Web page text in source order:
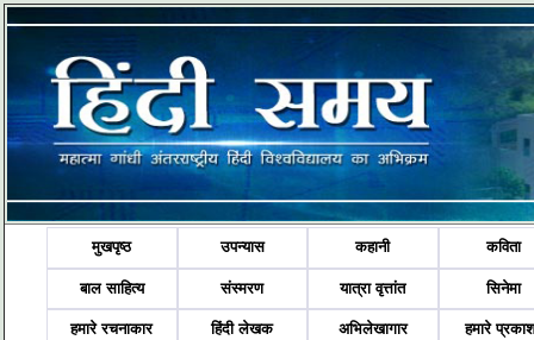
मुखपृष्ठ उपन्यास कहानी कविता
बाल साहित्य संस्मरण यात्रा वृत्तांत सिनेमा
हमारे रचनाकार हिंदी लेखक अभिलेखागार हमारे